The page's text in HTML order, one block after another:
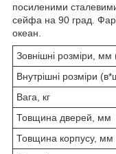
посиленими
сейфа на 90 град.
океан.
Зовнішні розміри, мм
Внутрішні розміри
Вага, кг
Товщина дверей, мм
Товщина корпусу, мм